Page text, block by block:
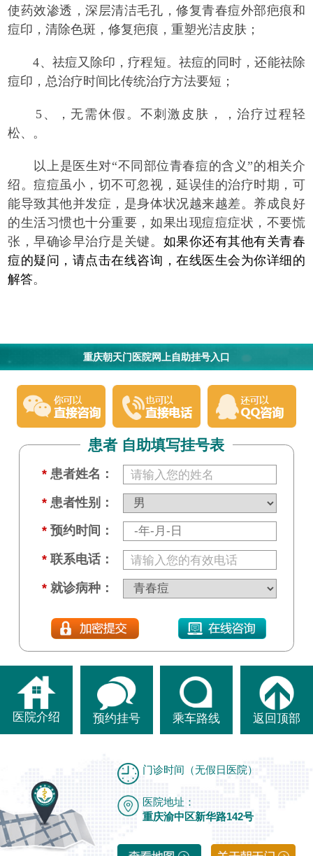
使药效渗透，深层清洁毛孔，修复青春痘外部疤痕和
痘印，清除色斑，修复疤痕，重塑光洁皮肤；
4、祛痘又除印，疗程短。祛痘的同时，还能祛除
痘印，总治疗时间比传统治疗方法要短；
5、，无需休假。不刺激皮肤，，治疗过程轻
松、。
以上是医生对“不同部位青春痘的含义”的相关介
绍。痘痘虽小，切不可忽视，延误佳的治疗时期，可
能导致其他并发症，是身体状况越来越差。养成良好
的生活习惯也十分重要，如果出现痘痘症状，不要慌
张，早确诊早治疗是关键。 如果你还有其他有关青春
痘的疑问，请点击在线咨询，在线医生会为你详细的
解答。
重庆朝天门医院网上自助挂号入口
患者 自助填写挂号表
* 患者姓名：
* 患者性别：
* 预约时间：
* 联系电话：
* 就诊病种：
医院介绍 预约挂号 乘车路线 返回顶部
门诊时间（无假日医院）
医院地址：
重庆渝中区新华路142号